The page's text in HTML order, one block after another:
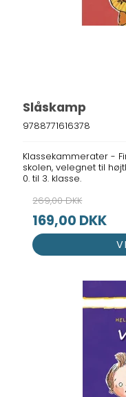
Slåskamp
9788771616378
Klassekammerater -
skolen, velegnet til
0. til 3. klasse.
269,00 DKK
169,00 DKK